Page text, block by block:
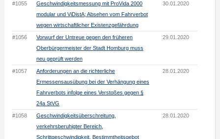
#1055
Geschwindigkeitsmessung mit ProVida 2000
modular und ViDistA; Absehen vom Fahrverbot
wegen wirtschaftlicher Existenzgefährdung
30.01.2020
#1056
Vorwurf der Untreue gegen den früheren
Oberbürgermeister der Stadt Homburg muss
neu geprüft werden
29.01.2020
#1057
Anforderungen an die richterliche
Ermessensausübung bei der Verhängung eines
Fahrverbots infolge eines Verstoßes gegen §
24a StVG
28.01.2020
#1058
Geschwindigkeitsüberschreitung,
verkehrsberuhigter Bereich,
Schrittgeschwindigkeit, Bestimmtheitsgebot
28.01.2020